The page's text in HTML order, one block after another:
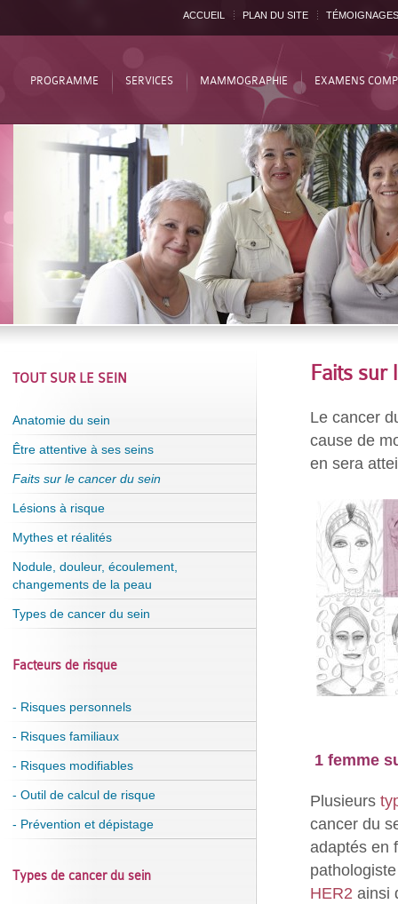
ACCUEIL PLAN DU SITE TÉMOIGNAGES
PROGRAMME SERVICES MAMMOGRAPHIE EXAMENS
Faits sur
Le cancer
cause de
en sera
1 femme
Plusieurs
cancer du
adaptés en
HER2 ainsi
TOUT SUR LE SEIN
Anatomie du sein
Être attentive à ses seins
Faits sur le cancer du sein
Lésions à risque
Mythes et réalités
Nodule, douleur, écoulement,
changements de la peau
Types de cancer du sein
Facteurs de risque
- Risques personnels
- Risques familiaux
- Risques modifiables
- Outil de calcul de risque
- Prévention et dépistage
Types de cancer du sein